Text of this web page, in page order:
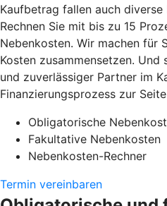
Kaufbetrag fallen auch diverse
Rechnen Sie mit bis zu 15
Nebenkosten. Wir machen für
Kosten zusammensetzen. Und
und zuverlässiger Partner im
Finanzierungsprozess zur
Obligatorische
Fakultative Nebenkosten
Nebenkosten-Rechner
Termin vereinbaren